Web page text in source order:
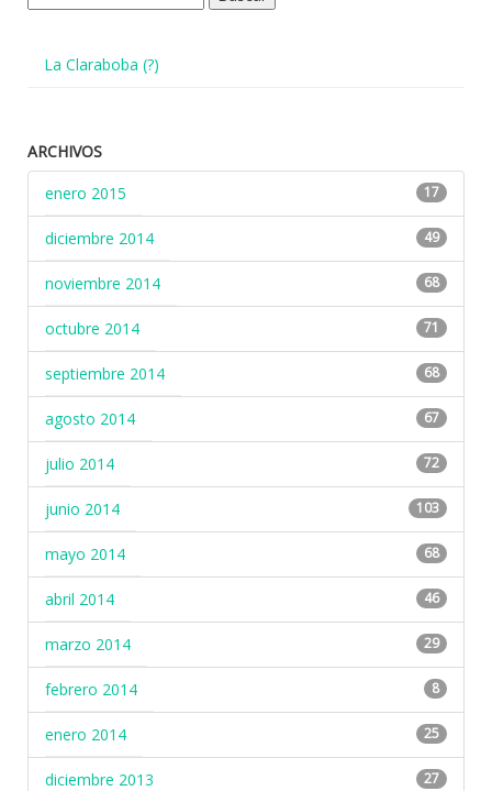
La Claraboba (?)
ARCHIVOS
enero 2015
17
diciembre 2014 49
noviembre 2014 68
octubre 2014 71
septiembre 2014 68
agosto 2014 67
julio 2014 72
junio 2014 103
mayo 2014 68
abril 2014 46
marzo 2014 29
febrero 2014 8
enero 2014 25
diciembre 2013 27